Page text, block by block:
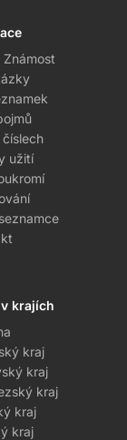
Známost
užití
krajích
kraj
kraj
kraj
kraj
kraj